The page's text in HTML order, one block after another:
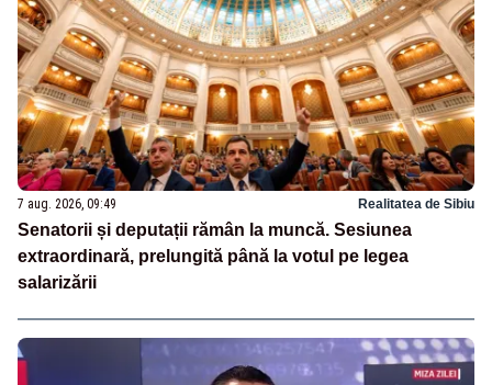
7 aug. 2026, 09:49 Realitatea de Sibiu
Senatorii și deputații rămân la muncă. Sesiunea
extraordinară, prelungită până la votul pe legea
salarizării